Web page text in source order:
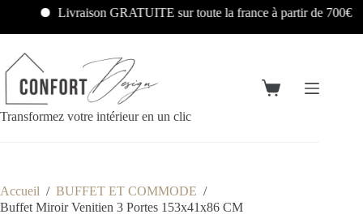
Livraison GRATUITE sur toute la france à partir de 700€
Transformez votre intérieur en un clic
Accueil / BUFFET ET COMMODE /
Buffet Miroir Venitien 3 Portes 153x41x86 CM